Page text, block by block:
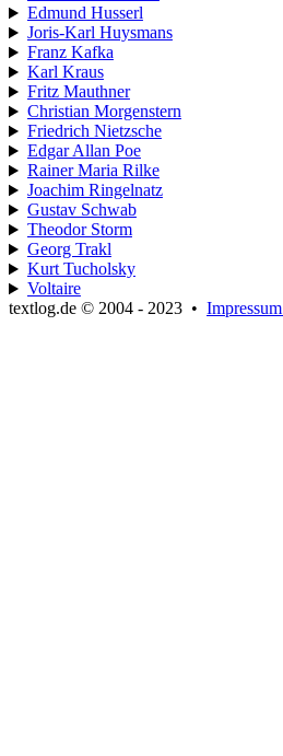
Edmund Husserl
Joris-Karl Huysmans
Franz Kafka
Karl Kraus
Fritz Mauthner
Christian Morgenstern
Friedrich Nietzsche
Edgar Allan Poe
Rainer Maria Rilke
Joachim Ringelnatz
Gustav Schwab
Theodor Storm
Georg Trakl
Kurt Tucholsky
Voltaire
textlog.de © 2004 - 2023 • Impressum